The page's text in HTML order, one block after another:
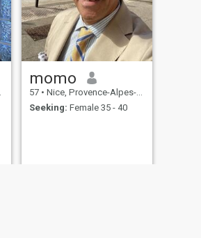
momo
57 • Nice, Provence-Alpes-Côte d'Azur, France
Seeking: Female 35 - 40